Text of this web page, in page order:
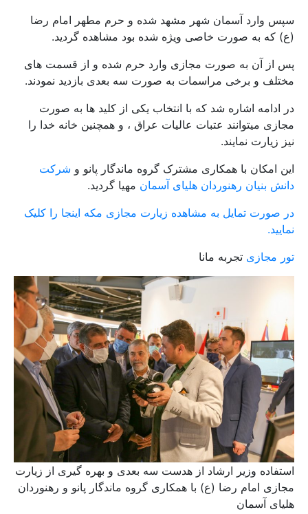
سپس وارد آسمان شهر مشهد شده و حرم مطهر امام رضا
(ع) که به صورت خاصی ویژه شده بود مشاهده گردید.
پس از آن به صورت مجازی وارد حرم شده و از قسمت های
مختلف و برخی مراسمات به صورت سه بعدی بازدید نمودند.
در ادامه اشاره شد که با انتخاب یکی از کلید ها به صورت
مجازی میتوانند عتبات عالیات عراق ، و همچنین خانه خدا را
نیز زیارت نمایند.
این امکان با همکاری مشترک گروه ماندگار پانو و شرکت
دانش بنیان رهنوردان هلیای آسمان مهیا گردید.
در صورت تمایل به مشاهده زیارت مجازی مکه اینجا را کلیک
نمایید.
تور مجازی تجربه مانا
استفاده وزیر ارشاد از هدست سه بعدی و بهره گیری از زیارت
مجازی امام رضا (ع) با همکاری گروه ماندگار پانو و رهنوردان
هلیای آسمان